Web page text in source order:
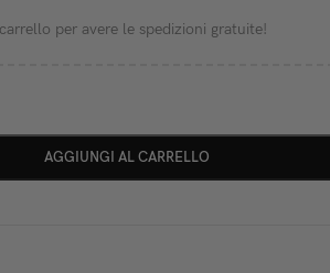
per avere le spedizioni gratuite!
AGGIUNGI AL CARRELLO